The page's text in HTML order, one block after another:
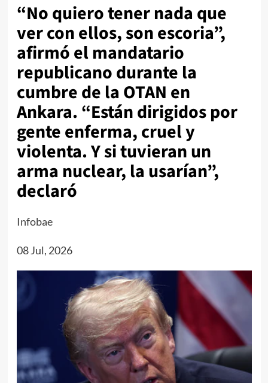
“No quiero tener nada que
ver con ellos, son escoria”,
afirmó el mandatario
republicano durante la
cumbre de la OTAN en
Ankara. “Están dirigidos por
gente enferma, cruel y
violenta. Y si tuvieran un
arma nuclear, la usarían”,
declaró
Infobae
08 Jul, 2026